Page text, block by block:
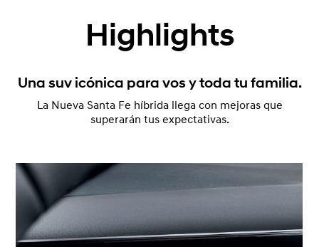
Highlights
Una suv icónica para vos y toda tu familia.
La Nueva Santa Fe híbrida llega con mejoras que
superarán tus expectativas.